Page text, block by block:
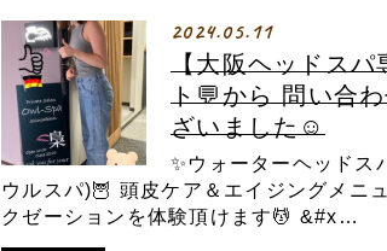
2024.05.11
【大阪ヘッドスパ
ト💬から 問い合
ざいました☺️
✨ウォーターヘッドス
ウルスパ)🦉 頭皮ケア＆エイジングメニ
クゼーションを体験頂けます💆 &#x…